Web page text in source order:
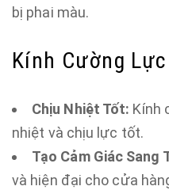
bị phai màu.
Kính Cường Lực
Chịu Nhiệt Tốt: Kính
nhiệt và chịu lực tốt.
Tạo Cảm Giác Sang
và hiện đại cho cửa